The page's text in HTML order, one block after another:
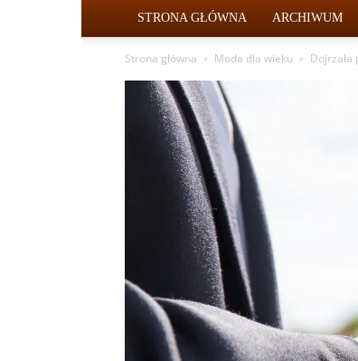
STRONA GŁÓWNA ARCHIWUM
Strona główna Moda dla wieku Dojrzała